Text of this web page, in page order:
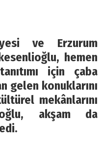
ve Erzurum
hemen
için çaba
gelen konuklarını
mekânlarını
akşam da